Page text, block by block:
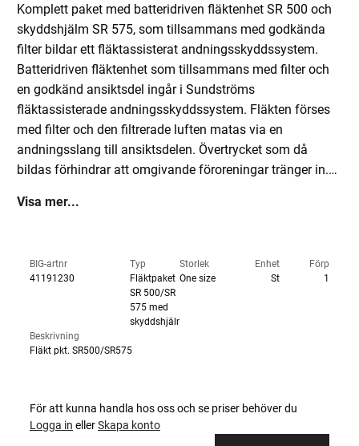
Komplett paket med batteridriven fläktenhet SR 500 och
skyddshjälm SR 575, som tillsammans med godkända
filter bildar ett fläktassisterat andningsskyddssystem.
Batteridriven fläktenhet som tillsammans med filter och
en godkänd ansiktsdel ingår i Sundströms
fläktassisterade andningsskyddssystem. Fläkten förses
med filter och den filtrerade luften matas via en
andningsslang till ansiktsdelen. Övertrycket som då
bildas förhindrar att omgivande föroreningar tränger in.
på upp till 7 h. Laddningstid ca 2 h. Utrustas med två
för olika driftsförhållanden. Larm med vibrationer och
ljud-/ljussignaler vid hinder i luftflödet. Automatisk
kontroll av luftflödet med kompensation för lufttryck och
temperatur. Elektronikens inkapslingsskydd är godkänd
enligt IP67. Skyddshjälm med uppfällbart visir. Skyddar
smält metallstänk. Tillförd luft håller visiret imfritt.
Luftriktare för optimal komfort. Reglerbar huvudställning.
Visa mer...
BIG-artnr
41191230
Typ
Fläktpaket
SR 500/SR
575 med
skyddshjälm
Storlek
One size
Enhet
St
Förp
1
Beskrivning
Fläkt pkt. SR500/SR575
För att kunna handla hos oss och se priser behöver du
Logga in ellerSkapa konto